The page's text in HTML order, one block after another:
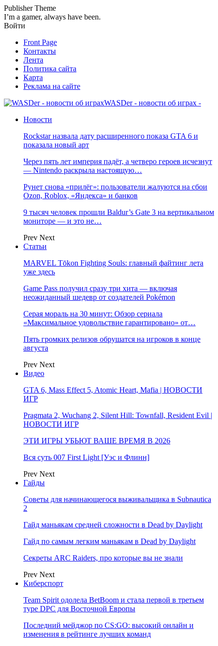
Publisher Theme
I’m a gamer, always have been.
Войти
Front Page
Контакты
Лента
Политика сайта
Карта
Реклама на сайте
WASDer - новости об играх -
Новости
Rockstar назвала дату расширенного показа GTA 6 и
показала новый арт
Через пять лет империя падёт, а четверо героев исчезнут
— Nintendo раскрыла настоящую…
Рунет снова «прилёг»: пользователи жалуются на сбои
Ozon, Roblox, «Яндекса» и банков
9 тысяч человек прошли Baldur’s Gate 3 на вертикальном
мониторе — и это не…
Prev Next
Статьи
MARVEL Tōkon Fighting Souls: главный файтинг лета
уже здесь
Game Pass получил сразу три хита — включая
неожиданный шедевр от создателей Pokémon
Серая мораль на 30 минут: Обзор сериала
«Максимальное удовольствие гарантировано» от…
Пять громких релизов обрушатся на игроков в конце
августа
Prev Next
Видео
GTA 6, Mass Effect 5, Atomic Heart, Mafia | НОВОСТИ
ИГР
Pragmata 2, Wuchang 2, Silent Hill: Townfall, Resident Evil |
НОВОСТИ ИГР
ЭТИ ИГРЫ УБЬЮТ ВАШЕ ВРЕМЯ В 2026
Вся суть 007 First Light [Уэс и Флинн]
Prev Next
Гайды
Советы для начинающегося выживальщика в Subnautica
2
Гайд маньякам средней сложности в Dead by Daylight
Гайд по самым легким маньякам в Dead by Daylight
Секреты ARC Raiders, про которые вы не знали
Prev Next
Киберспорт
Team Spirit одолела BetBoom и стала первой в третьем
туре DPC для Восточной Европы
Последний мейджор по CS:GO: высокий онлайн и
изменения в рейтинге лучших команд